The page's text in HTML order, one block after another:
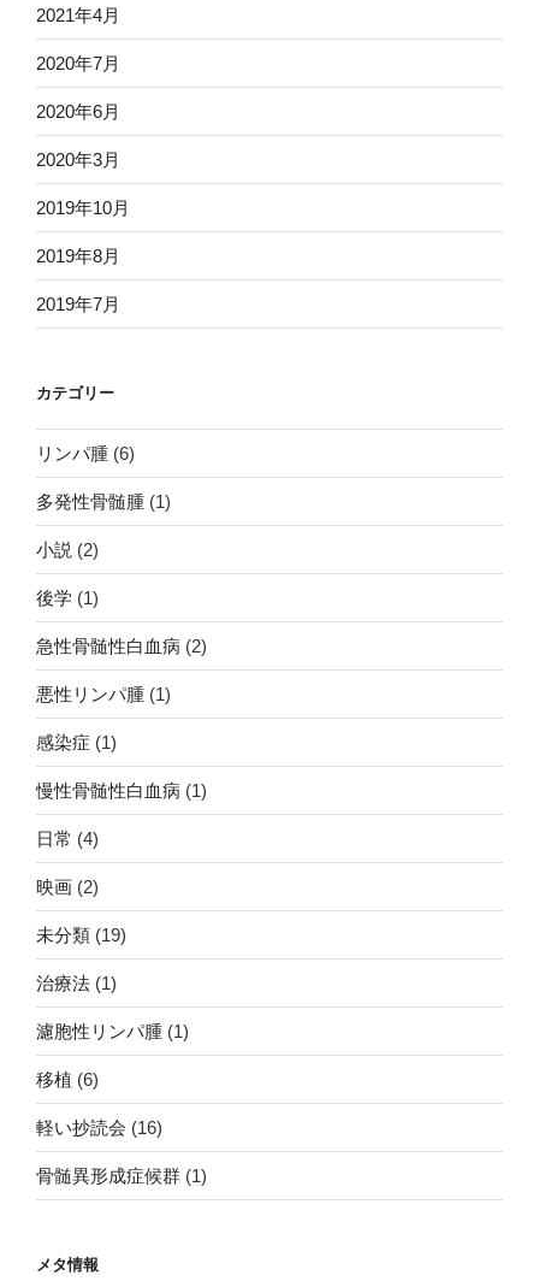
2021年4月
2020年7月
2020年6月
2020年3月
2019年10月
2019年8月
2019年7月
カテゴリー
リンパ腫 (6)
多発性骨髄腫 (1)
小説 (2)
後学 (1)
急性骨髄性白血病 (2)
悪性リンパ腫 (1)
感染症 (1)
慢性骨髄性白血病 (1)
日常 (4)
映画 (2)
未分類 (19)
治療法 (1)
濾胞性リンパ腫 (1)
移植 (6)
軽い抄読会 (16)
骨髄異形成症候群 (1)
メタ情報